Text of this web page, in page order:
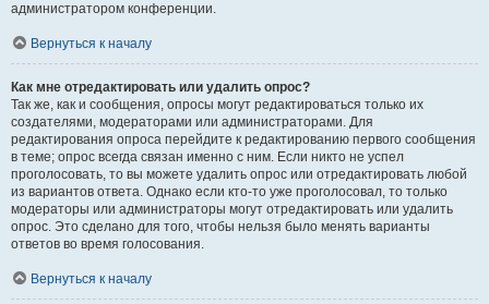
администратором конференции.
Вернуться к началу
Как мне отредактировать или удалить опрос?
Так же, как и сообщения, опросы могут редактироваться только их
создателями, модераторами или администраторами. Для
редактирования опроса перейдите к редактированию первого сообщения
в теме; опрос всегда связан именно с ним. Если никто не успел
проголосовать, то вы можете удалить опрос или отредактировать любой
из вариантов ответа. Однако если кто-то уже проголосовал, то только
модераторы или администраторы могут отредактировать или удалить
опрос. Это сделано для того, чтобы нельзя было менять варианты
ответов во время голосования.
Вернуться к началу